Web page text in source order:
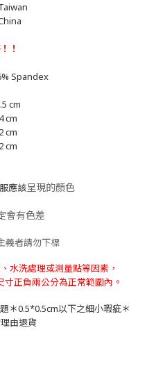
！
Spandex
cm
cm
cm
cm
應該呈現的顏色
會有色差
義者請勿下標
水洗處理或測量點等因素，
正負兩公分為正常範圍內 。
＊0.5*0.5cm以下之細小瑕疵＊
由退貨